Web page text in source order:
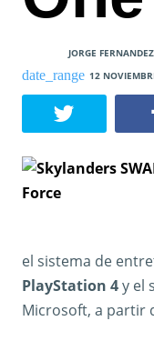
JORGE FERNANDEZ
12
el sistema de
PlayStation 4y el
Microsoft, a partir